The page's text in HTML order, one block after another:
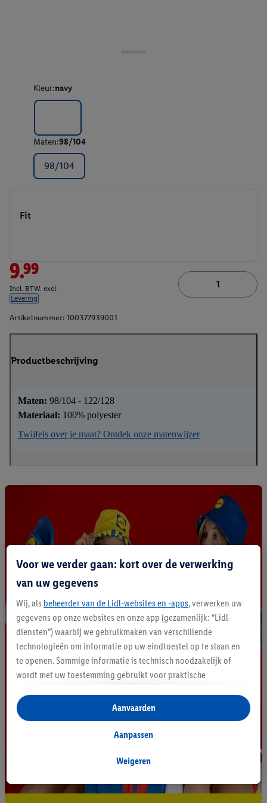
Kleur:navy
Maten:98/104
98/104
Fit
9.99
Incl. BTW. excl.
Levering
Artikelnummer: 100377939001
Productbeschrijving
Maten: 98/104 - 122/128
Materiaal: 100% polyester
Twijfels over je maat? Ontdek onze matenwijzer
Voor we verder gaan: kort over de verwerking
van uw gegevens
Wij, als beheerder van de Lidl-websites en -apps, verwerken uw
gegevens op onze websites en onze app (gezamenlijk: “Lidl-
diensten”) waarbij we gebruikmaken van verschillende
technologieën om informatie op uw eindtoestel op te slaan en
te openen. Sommige informatie is technisch noodzakelijk of
wordt met uw toestemming gebruikt voor praktische
reclame binnen en buiten de Lidl-diensten aan te bieden. Als u
deelneemt aan het Lidl Plus-programma, worden voor deze
doeleinden eveneens gegevens over uw koopgedrag in de
Als u hier uw toestemming geeft voor gepersonaliseerde
of inlogt op uw bestaande Lidl Plus-account, kunnen wij en
Weigeren
Aanpassen
Aanvaarden